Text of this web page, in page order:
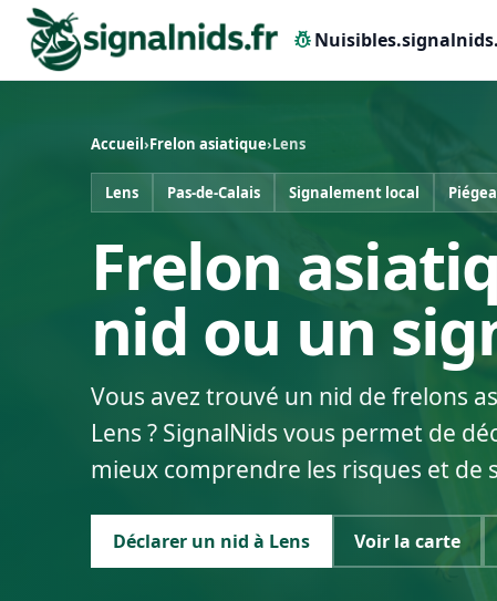
pest_control
Accueil›Frelon asiatique›Lens
Lens Pas-de-Calais Signalement local
Frelon
nid ou un
Vous avez trouvé un nid de frelons
Lens ? SignalNids vous permet de
mieux comprendre les risques et de
Déclarer un nid à Lens Voir la carte